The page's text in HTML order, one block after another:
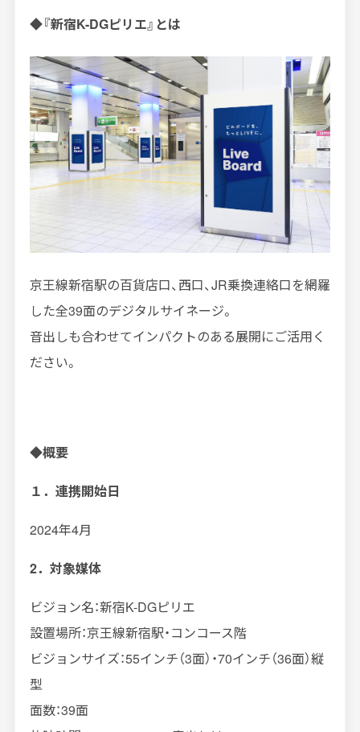
◆『新宿K-DGピリエ』とは
京王線新宿駅の百貨店口、西口、JR乗換連絡口を網羅
した全39面のデジタルサイネージ。
音出しも合わせてインパクトのある展開にご活用く
ださい。
◆概要
１．連携開始日
2024年4月
2．対象媒体
ビジョン名：新宿K-DGピリエ
設置場所：京王線新宿駅・コンコース階
ビジョンサイズ：55インチ（3面）・70インチ（36面）縦
型
面数：39面